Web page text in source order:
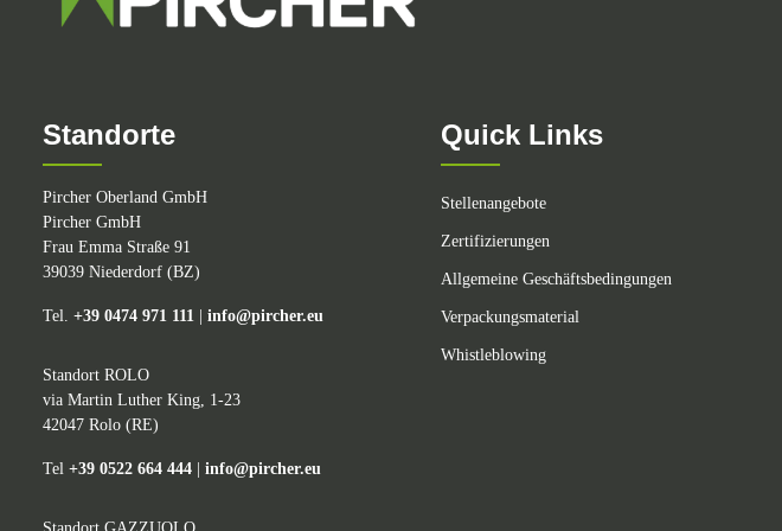
Standorte
Pircher Oberland GmbH
Pircher GmbH
Frau Emma Straße 91
39039 Niederdorf (BZ)
Tel. +39 0474 971 111 info@pircher.eu
Standort ROLO
via Martin Luther King, 1-23
42047 Rolo (RE)
Tel +39 0522 664 444 info@pircher.eu
Quick Links
Stellenangebote
Zertifizierungen
Allgemeine Geschäftsbedingungen
Verpackungsmaterial
Whistleblowing